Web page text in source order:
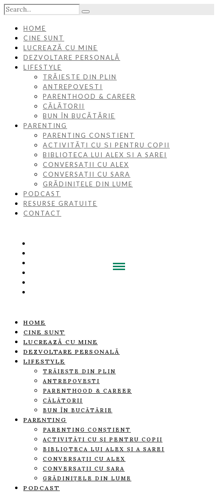
HOME
CINE SUNT
LUCREAZĂ CU MINE
DEZVOLTARE PERSONALĂ
LIFESTYLE
TRĂIEȘTE DIN PLIN
ANTREPOVEȘTI
PARENTHOOD & CAREER
CĂLĂTORII
BUN ÎN BUCĂTĂRIE
PARENTING
PARENTING CONȘTIENT
ACTIVITĂȚI CU ȘI PENTRU COPII
BIBLIOTECA LUI ALEX ȘI A SAREI
CONVERSAȚII CU ALEX
CONVERSAȚII CU SARA
GRĂDINIȚELE DIN LUME
PODCAST
RESURSE GRATUITE
CONTACT
HOME
CINE SUNT
LUCREAZĂ CU MINE
DEZVOLTARE PERSONALĂ
LIFESTYLE
TRĂIEȘTE DIN PLIN
ANTREPOVEȘTI
PARENTHOOD & CAREER
CĂLĂTORII
BUN ÎN BUCĂTĂRIE
PARENTING
PARENTING CONȘTIENT
ACTIVITĂȚI CU ȘI PENTRU COPII
BIBLIOTECA LUI ALEX ȘI A SAREI
CONVERSAȚII CU ALEX
CONVERSAȚII CU SARA
GRĂDINIȚELE DIN LUME
PODCAST